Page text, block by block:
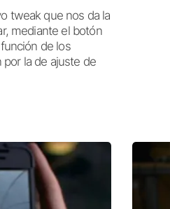
tweak que nos da la
mediante el botón
de los
la de ajuste de